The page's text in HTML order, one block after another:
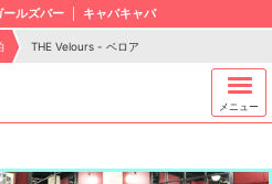
ルズバー キャバキャバ
THE Velours - ベロア
メニュー